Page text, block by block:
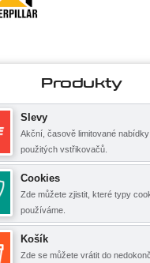
Produkty
Slevy
Akční, časově limitované
použitých vstřikovačů.
Cookies
Zde můžete zjistit, které typy
používáme.
Košík
Zde se můžete vrátit do